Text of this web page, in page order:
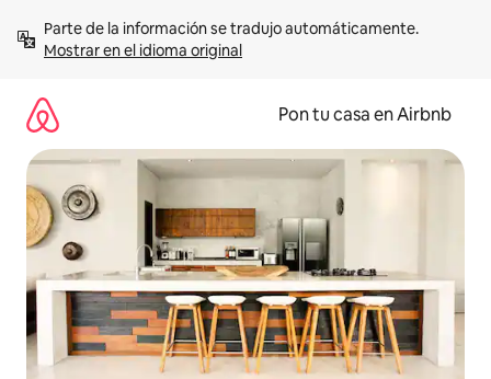
contenidoMostrar en el idioma original
Pon tu casa en Airbnb